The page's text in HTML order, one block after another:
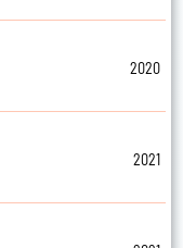
2020
2021